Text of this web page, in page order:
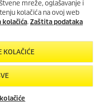
HANDHELD COMPACT
SAMO 1€ UZ KUPNJU WD 7
usisavača, ručni čistačOC
Compactzasamo 1€.
od20.7.2026.do
ili vrtni namještaj trebaju
osjećaj? Uz OC 6-18
za učinkovito čišćenje
mreže, oglašavanje i
kolačića na ovoj web
kolačića.Zaštita podataka
KOLAČIĆE